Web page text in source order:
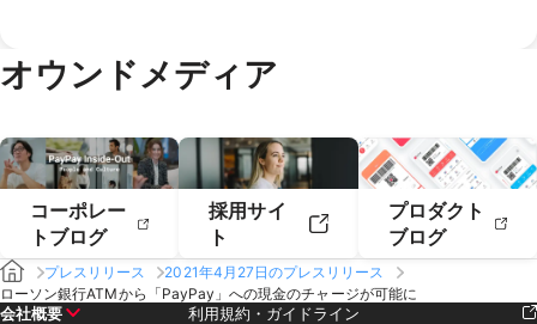
2019年2月
2019年1月
オウンドメディア
コーポレー
トブログ
採用サイ
ト
プロダクト
ブログ
プレスリリース
2021年4月27日のプレスリリース
ローソン銀行ATMから「PayPay」への現金のチャージが可能に
会社概要
利用規約・ガイドライン